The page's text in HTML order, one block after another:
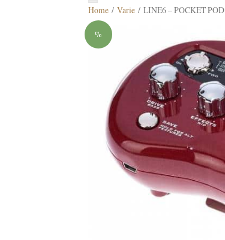
Home / Varie / LINE6 – POCKET POD
%